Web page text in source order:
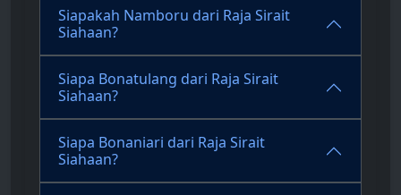
Siapakah Namboru dari Raja Sirait
Siahaan?
Siapa Bonatulang dari Raja Sirait
Siahaan?
Siapa Bonaniari dari Raja Sirait
Siahaan?